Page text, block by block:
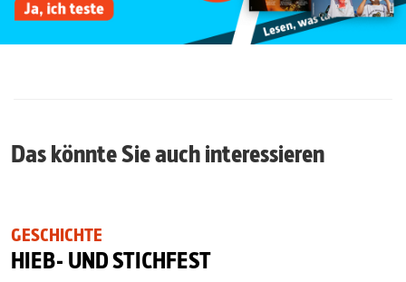
Das könnte Sie auch interessieren
GESCHICHTE
HIEB- UND STICHFEST